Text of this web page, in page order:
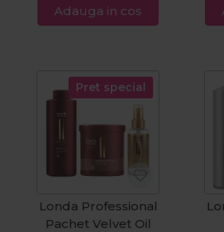
Adauga in cos
Pret special
Londa Professional
Pachet Velvet Oil